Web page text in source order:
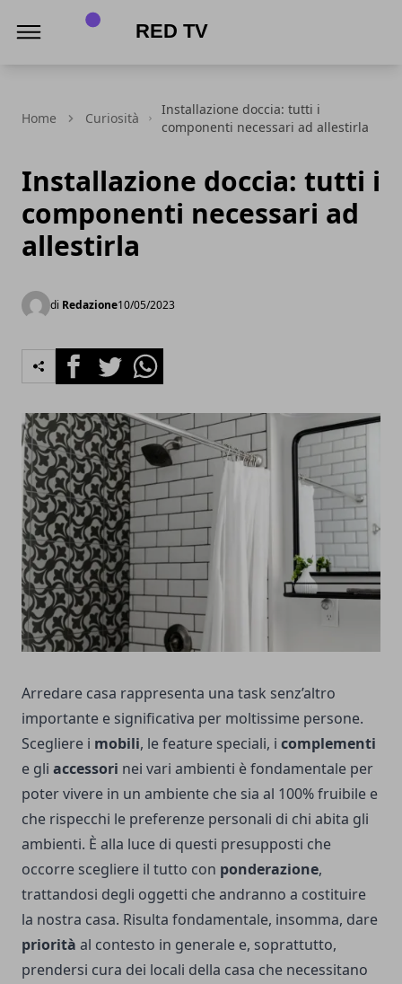
Home Curiosità
Installazione doccia: tutti i
componenti necessari ad allestirla
Installazione doccia: tutti i
componenti necessari ad
allestirla
di Redazione10/05/2023
FacebookTwitterWhatsapp
Arredare casa rappresenta una task senz’altro
importante e significativa per moltissime persone.
Scegliere i mobili, le feature speciali, i complementi
e gli accessori nei vari ambienti è fondamentale per
poter vivere in un ambiente che sia al 100% fruibile e
che rispecchi le preferenze personali di chi abita gli
ambienti. È alla luce di questi presupposti che
occorre scegliere il tutto con ponderazione,
trattandosi degli oggetti che andranno a costituire
la nostra casa. Risulta fondamentale, insomma, dare
priorità al contesto in generale e, soprattutto,
prendersi cura dei locali della casa che necessitano